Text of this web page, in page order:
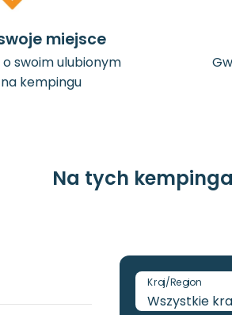
miejsce
swoim ulubionym
kempingu
Na tych
Kraj/Region
Wszystkie